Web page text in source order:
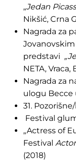
„Jedan
Nikšić, Crna
Nagrada za
predstavi
NETA, Vraca,
Nagrada za
ulogu Becce
31.
Festival
„Actress of
Festival
(2018)